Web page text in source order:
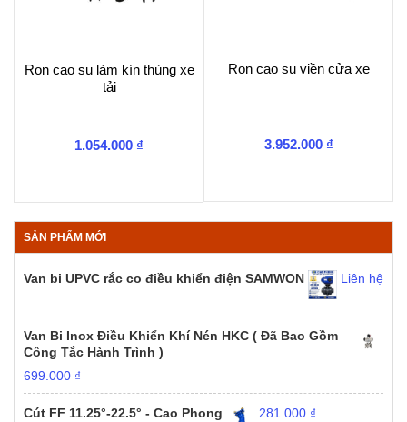
Ron cao su làm kín thùng xe
tải
1.054.000 ₫
Ron cao su viền cửa xe
3.952.000 ₫
SẢN PHẨM MỚI
Van bi UPVC rắc co điều khiển điện SAMWON Liên hệ
Van Bi Inox Điều Khiển Khí Nén HKC ( Đã Bao Gồm
Công Tắc Hành Trình )
699.000 ₫
Cút FF 11.25°-22.5° - Cao Phong 281.000 ₫